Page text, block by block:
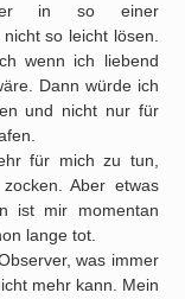
Aber in so einer
so leicht lösen.
wenn ich liebend
Dann würde ich
und nicht nur für
für mich zu tun,
Aber etwas
ist mir momentan
lange tot.
was immer
mehr kann. Mein